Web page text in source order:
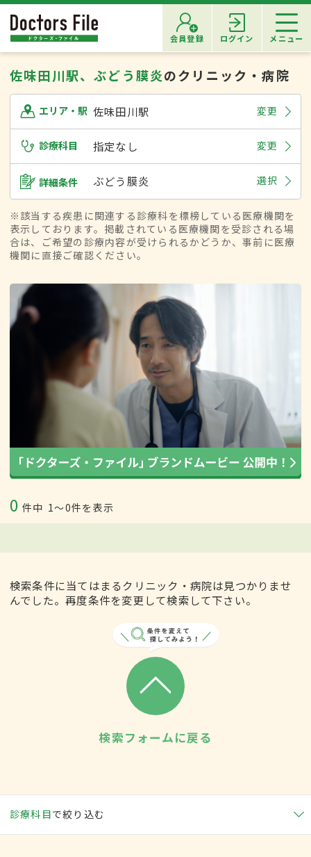
会員登録 ログイン メニュー
佐味田川駅、ぶどう膜炎のクリニック・病院
エリア・駅 佐味田川駅 変更
診療科目 指定なし 変更
詳細条件 ぶどう膜炎 選択
※該当する疾患に関連する診療科を標榜している医療機関を
表示しております。掲載されている医療機関を受診される場
合は、ご希望の診療内容が受けられるかどうか、事前に医療
機関に直接ご確認ください。
0 件中 1〜0件を表示
検索条件に当てはまるクリニック・病院は見つかりませ
んでした。再度条件を変更して検索して下さい。
検索フォームに戻る
診療科目で絞り込む